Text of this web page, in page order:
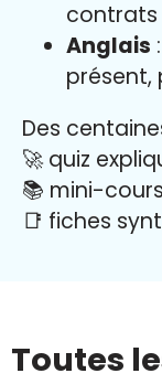
contrats
Anglais
présent,
Des
🚀 quiz
📚 mini-
📑 fiches
Toutes